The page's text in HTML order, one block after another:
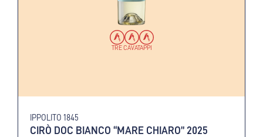
TRE CAVATAPPI
IPPOLITO 1845
CIRÒ DOC BIANCO “MARE CHIARO” 2025